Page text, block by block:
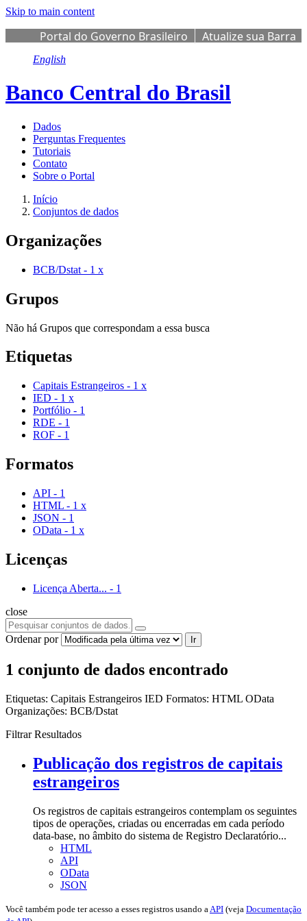
Skip to main content
Portal do Governo Brasileiro
Atualize sua Barra
English
Banco Central do Brasil
Dados
Perguntas Frequentes
Tutoriais
Contato
Sobre o Portal
Início
Conjuntos de dados
Organizações
BCB/Dstat - 1 x
Grupos
Não há Grupos que correspondam a essa busca
Etiquetas
Capitais Estrangeiros - 1 x
IED - 1 x
Portfólio - 1
RDE - 1
ROF - 1
Formatos
API - 1
HTML - 1 x
JSON - 1
OData - 1 x
Licenças
Licença Aberta... - 1
close
Ordenar por Ir
1 conjunto de dados encontrado
Etiquetas: Capitais Estrangeiros IED Formatos: HTML OData
Organizações: BCB/Dstat
Filtrar Resultados
Publicação dos registros de capitais
estrangeiros
Os registros de capitais estrangeiros contemplam os seguintes
tipos de operações, criadas ou encerradas em cada período
data-base, no âmbito do sistema de Registro Declaratório...
HTML
API
OData
JSON
Você também pode ter acesso a esses registros usando a API (veja Documentação